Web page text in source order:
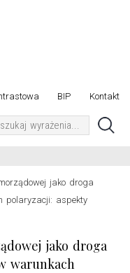
BIP Kontakt
jako droga
polaryzacji: aspekty
jako droga
warunkach